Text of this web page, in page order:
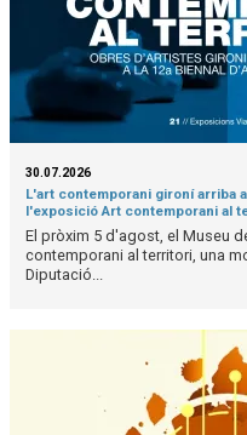
30.07.2026
L'art contemporani gironí arriba
l'exposició Art contemporani al
El pròxim 5 d'agost, el Museu
contemporani al territori, una
Diputació...